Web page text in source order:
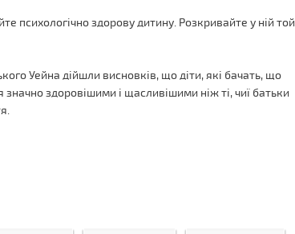
психологічно здорову дитину. Розкривайте у ній той
Уейна дійшли висновків, що діти, які бачать, що
здоровішими і щасливішими ніж ті, чиї батьки